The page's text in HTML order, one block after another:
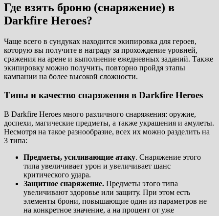
Где взять броню (снаряжение) в
Darkfire Heroes?
Чаще всего в сундуках находится экипировка для героев,
которую вы получите в награду за прохождение уровней,
сражения на арене и выполнение ежедневных заданий. Также
экипировку можно получить, повторно пройдя этапы
кампании на более высокой сложности.
Типы и качество снаряжения в Darkfire Heroes
В Darkfire Heroes много различного снаряжения: оружие,
доспехи, магические предметы, а также украшения и амулеты.
Несмотря на такое разнообразие, всех их можно разделить на
3 типа:
Предметы, усиливающие атаку. Снаряжение этого
типа увеличивает урон и увеличивает шанс
критического удара.
Защитное снаряжение. Предметы этого типа
увеличивают здоровье или защиту. При этом есть
элементы брони, повышающие один из параметров не
на конкретное значение, а на процент от уже